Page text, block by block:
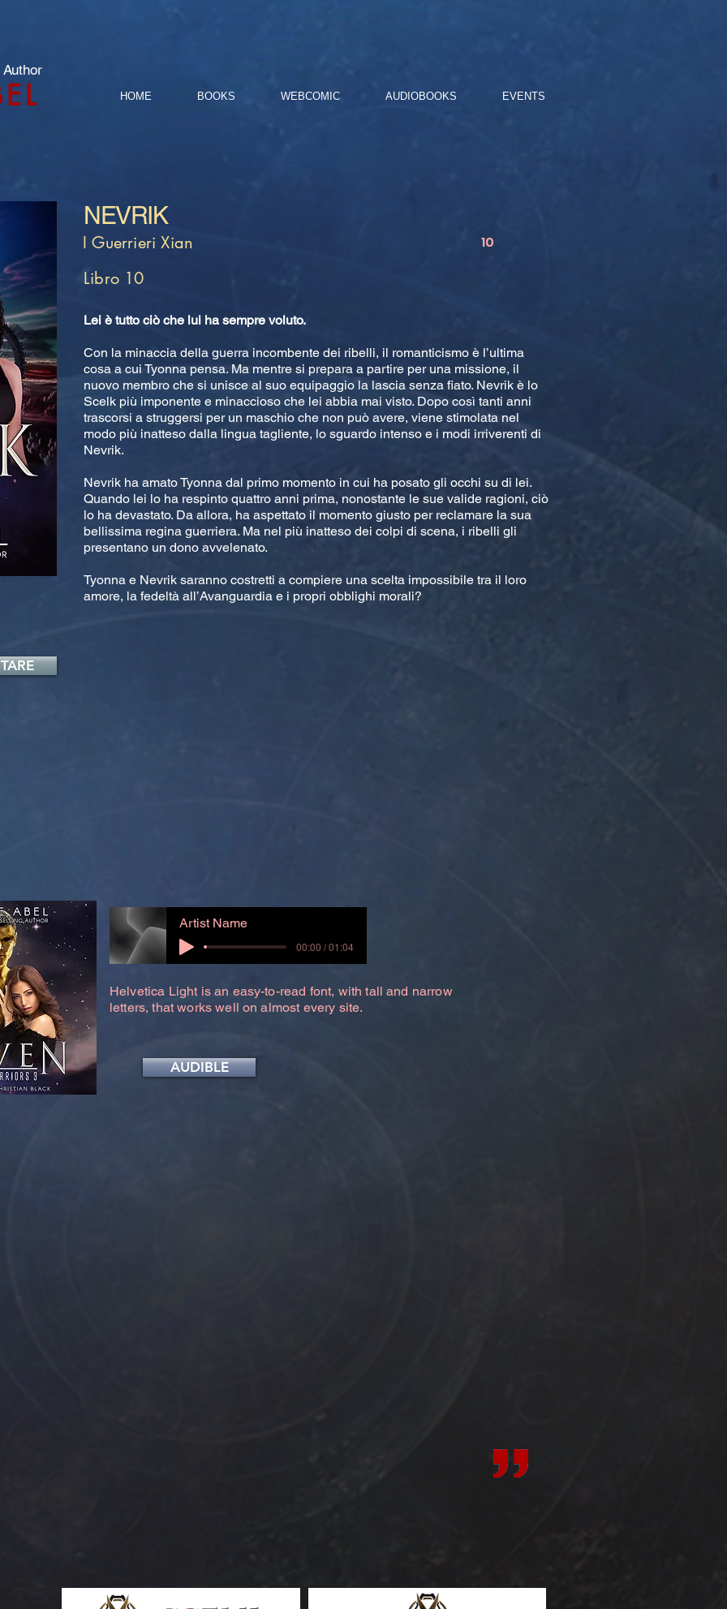
HOME BOOKS WEBCOMIC AUDIOBOOKS EVENTS
NEVRIK
I Guerrieri Xian 10
Libro 10
Lei è tutto ciò che lui ha sempre voluto.
Con la minaccia della guerra incombente dei ribelli, il romanticismo è l’ultima
cosa a cui Tyonna pensa. Ma mentre si prepara a partire per una missione, il
nuovo membro che si unisce al suo equipaggio la lascia senza fiato. Nevrik è lo
Scelk più imponente e minaccioso che lei abbia mai visto. Dopo così tanti anni
trascorsi a struggersi per un maschio che non può avere, viene stimolata nel
modo più inatteso dalla lingua tagliente, lo sguardo intenso e i modi irriverenti di
Nevrik.
Nevrik ha amato Tyonna dal primo momento in cui ha posato gli occhi su di lei.
Quando lei lo ha respinto quattro anni prima, nonostante le sue valide ragioni, ciò
lo ha devastato. Da allora, ha aspettato il momento giusto per reclamare la sua
bellissima regina guerriera. Ma nel più inatteso dei colpi di scena, i ribelli gli
presentano un dono avvelenato.
Tyonna e Nevrik saranno costretti a compiere una scelta impossibile tra il loro
amore, la fedeltà all’Avanguardia e i propri obblighi morali?
Artist Name
00:00 / 01:04
Helvetica Light is an easy-to-read font, with tall and narrow
letters, that works well on almost every site.
AUDIBLE